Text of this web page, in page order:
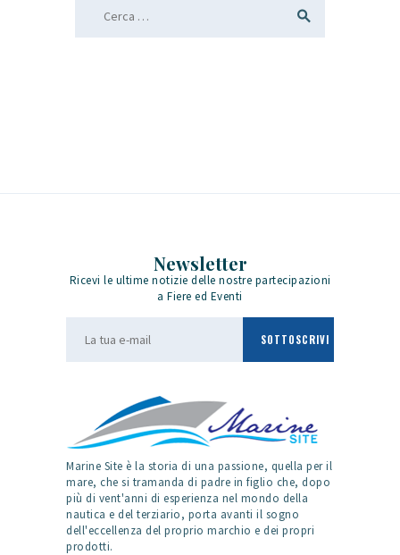
Newsletter
Ricevi le ultime notizie delle nostre partecipazioni
a Fiere ed Eventi
Marine Site è la storia di una passione, quella per il
mare, che si tramanda di padre in figlio che, dopo
più di vent'anni di esperienza nel mondo della
nautica e del terziario, porta avanti il sogno
dell'eccellenza del proprio marchio e dei propri
prodotti.